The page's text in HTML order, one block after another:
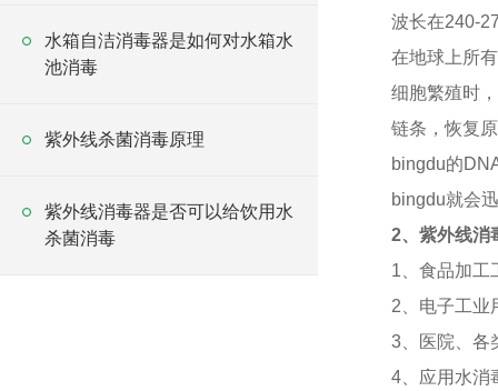
水箱自洁消毒器是如何对水箱水
池消毒
紫外线杀菌消毒原理
紫外线消毒器是否可以给饮用水
杀菌消毒
波长在240-
在地球上所
细胞繁殖时，
链条，恢复
bingdu的
bingdu就会
2、紫外线消
1 、食品加
2 、电子工
3、医院、各
4、应用水消